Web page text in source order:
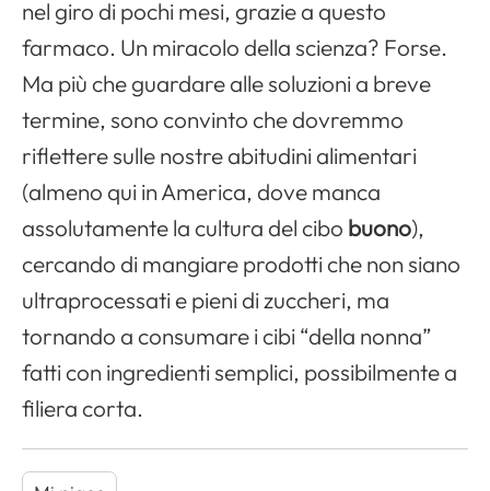
nel giro di pochi mesi, grazie a questo
farmaco. Un miracolo della scienza? Forse.
Ma più che guardare alle soluzioni a breve
termine, sono convinto che dovremmo
riflettere sulle nostre abitudini alimentari
(almeno qui in America, dove manca
assolutamente la cultura del cibo buono),
cercando di mangiare prodotti che non siano
ultraprocessati e pieni di zuccheri, ma
tornando a consumare i cibi “della nonna”
fatti con ingredienti semplici, possibilmente a
filiera corta.